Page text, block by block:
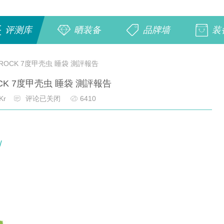
评测库 晒装备 品牌墙 装
7度甲壳虫 睡袋 測評報告
7度甲壳虫 睡袋 測評報告
评论已关闭 6410